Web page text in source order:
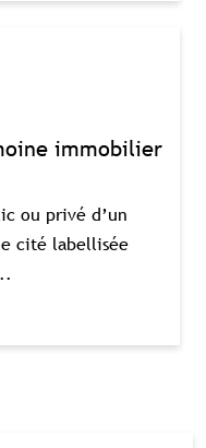
immobilier
ou privé d’un
cité labellisée
premium
aux guides pratiques